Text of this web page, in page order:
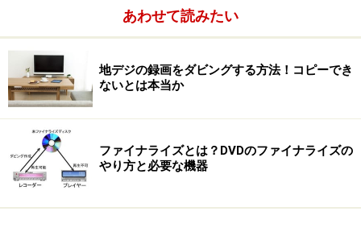
あわせて読みたい
地デジの録画をダビングする方法！コピーでき
ないとは本当か
ファイナライズとは？DVDのファイナライズの
やり方と必要な機器